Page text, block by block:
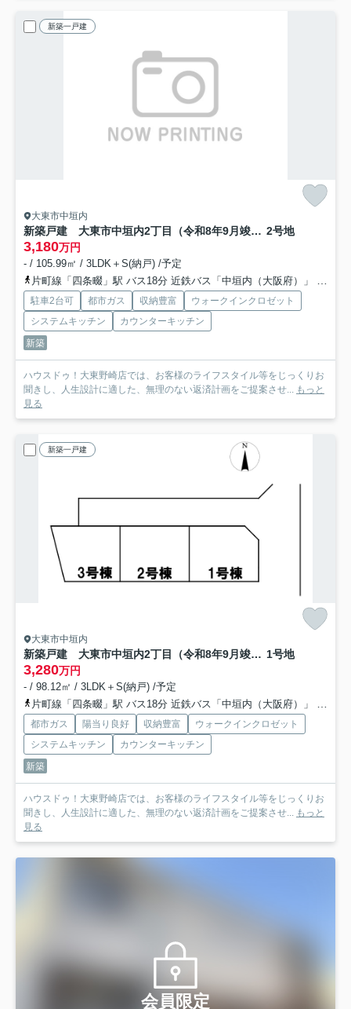
新築一戸建
大東市中垣内
新築戸建 大東市中垣内2丁目（令和8年9月竣工） 2号地
3,180万円
- / 105.99㎡ / 3LDK＋S(納戸) /予定
片町線「四条畷」駅 バス18分 近鉄バス「中垣内（大阪府）」 停歩3分
駐車2台可 都市ガス 収納豊富
ウォークインクロゼット
システムキッチン
カウンターキッチン
新築
ハウスドゥ！大東野崎店では、お客様のライフスタイル等をじっくりお
聞きし、人生設計に適した、無理のない返済計画をご提案させ... もっと
見る
新築一戸建
大東市中垣内
新築戸建 大東市中垣内2丁目（令和8年9月竣工） 1号地
3,280万円
- / 98.12㎡ / 3LDK＋S(納戸) /予定
片町線「四条畷」駅 バス18分 近鉄バス「中垣内（大阪府）」 停歩3分
都市ガス 陽当り良好 収納豊富
ウォークインクロゼット
システムキッチン
カウンターキッチン
新築
ハウスドゥ！大東野崎店では、お客様のライフスタイル等をじっくりお
聞きし、人生設計に適した、無理のない返済計画をご提案させ... もっと
見る
会員限定